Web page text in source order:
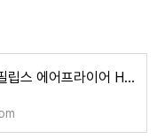
에어프라이어 추천 -필립스 에어프라이어 HD9270